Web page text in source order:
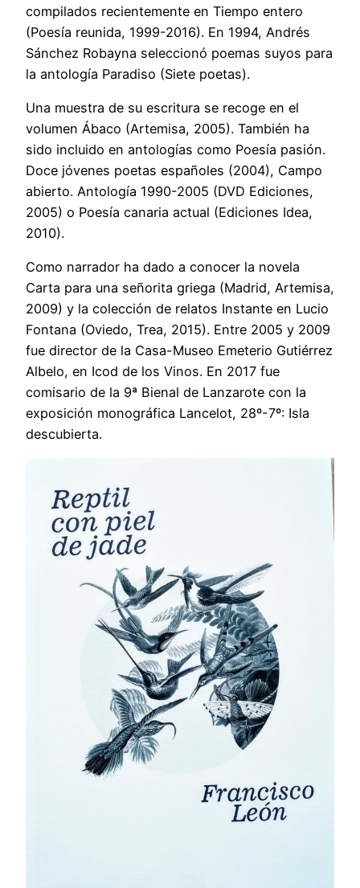
compilados recientemente en Tiempo entero
(Poesía reunida, 1999-2016). En 1994, Andrés
Sánchez Robayna seleccionó poemas suyos para
la antología Paradiso (Siete poetas).
Una muestra de su escritura se recoge en el
volumen Ábaco (Artemisa, 2005). También ha
sido incluido en antologías como Poesía pasión.
Doce jóvenes poetas españoles (2004), Campo
abierto. Antología 1990-2005 (DVD Ediciones,
2005) o Poesía canaria actual (Ediciones Idea,
2010).
Como narrador ha dado a conocer la novela
Carta para una señorita griega (Madrid, Artemisa,
2009) y la colección de relatos Instante en Lucio
Fontana (Oviedo, Trea, 2015). Entre 2005 y 2009
fue director de la Casa-Museo Emeterio Gutiérrez
Albelo, en Icod de los Vinos. En 2017 fue
comisario de la 9ª Bienal de Lanzarote con la
exposición monográfica Lancelot, 28º-7º: Isla
descubierta.